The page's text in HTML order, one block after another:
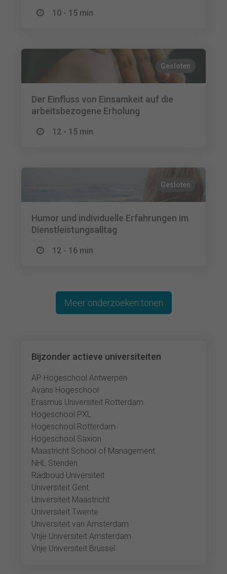
10 - 15 min
Gesloten
Der Einfluss von Einsamkeit auf die
arbeitsbezogene Erholung
12 - 15 min
Gesloten
Humor und individuelle Erfahrungen im
Dienstleistungsalltag
12 - 16 min
Bijzonder actieve universiteiten
AP Hogeschool Antwerpen
Avans Hogeschool
Erasmus Universiteit Rotterdam
Hogeschool PXL
Hogeschool Rotterdam
Hogeschool Saxion
Maastricht School of Management
NHL Stenden
Radboud Universiteit
Universiteit Gent
Universiteit Maastricht
Universiteit Twente
Universiteit van Amsterdam
Vrije Universiteit Amsterdam
Vrije Universiteit Brussel
Meer onderzoeken tonen